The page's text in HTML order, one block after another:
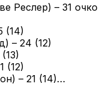
Реслер) – 31 очко
(14)
– 24 (12)
(12)
– 21 (14)…